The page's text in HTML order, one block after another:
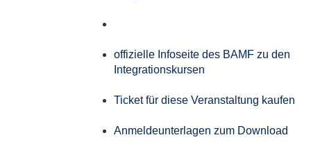
offizielle Infoseite des BAMF zu den
Integrationskursen
Ticket für diese Veranstaltung kaufen
Anmeldeunterlagen zum Download